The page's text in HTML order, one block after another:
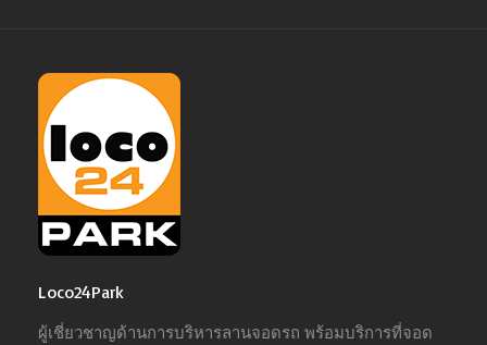
Loco24Park
ผู้เชี่ยวชาญด้านการบริหารลานจอดรถ พร้อมบริการที่จอด